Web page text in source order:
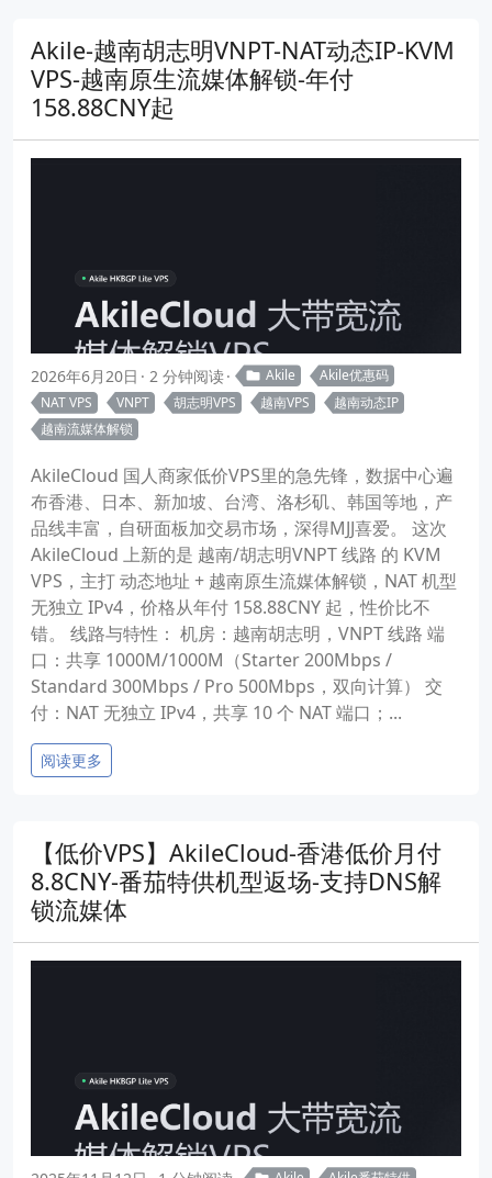
Akile-越南胡志明VNPT-NAT动态IP-KVM
VPS-越南原生流媒体解锁-年付
158.88CNY起
2026年6月20日 2 分钟阅读 Akile
Akile优惠码
NAT VPS
VNPT 胡志明VPS 越南VPS
越南动态IP
越南流媒体解锁
AkileCloud 国人商家低价VPS里的急先锋，数据中心遍
布香港、日本、新加坡、台湾、洛杉矶、韩国等地，产
品线丰富，自研面板加交易市场，深得MJJ喜爱。 这次
AkileCloud 上新的是 越南/胡志明VNPT 线路 的 KVM
VPS，主打 动态地址 + 越南原生流媒体解锁，NAT 机型
无独立 IPv4，价格从年付 158.88CNY 起，性价比不
错。 线路与特性： 机房：越南胡志明，VNPT 线路 端
口：共享 1000M/1000M（Starter 200Mbps /
Standard 300Mbps / Pro 500Mbps，双向计算） 交
付：NAT 无独立 IPv4，共享 10 个 NAT 端口；...
阅读更多
【低价VPS】AkileCloud-香港低价月付
8.8CNY-番茄特供机型返场-支持DNS解
锁流媒体